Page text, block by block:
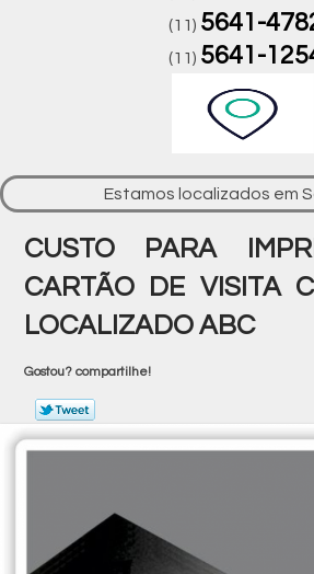
(11) 5641-
(11) 5641-
Estamos localizados em
CUSTO PARA
CARTÃO DE VISITA
LOCALIZADO ABC
Gostou? compartilhe!